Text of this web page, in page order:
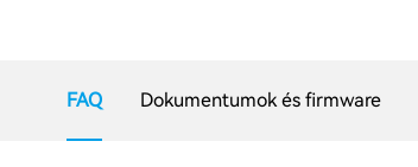
FAQ Dokumentumok és firmware